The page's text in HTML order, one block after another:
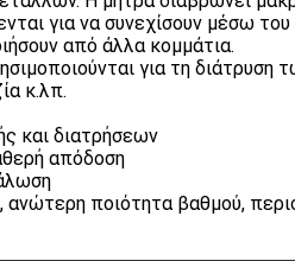
για να συνεχίσουν μέσω
από άλλα κομμάτια.
για τη
κ.λπ.
και διατρήσεων
απόδοση
ανώτερη ποιότητα βαθμού,